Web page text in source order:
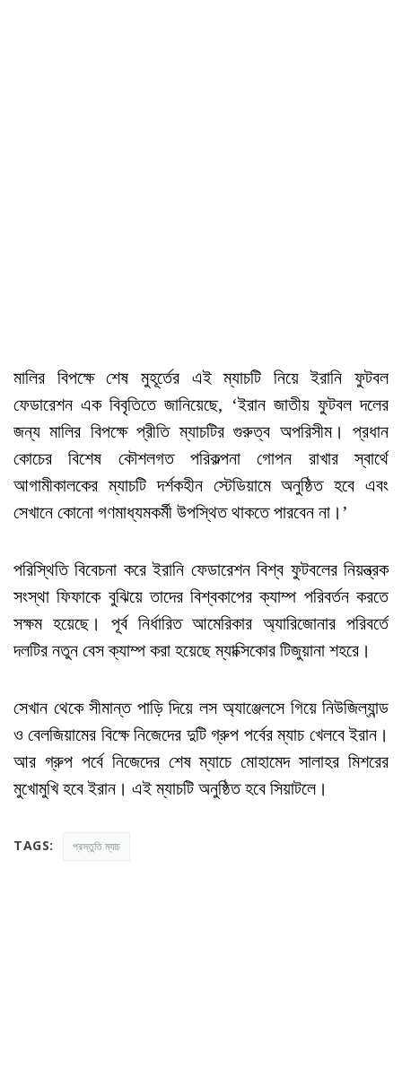
মালির বিপক্ষে শেষ মুহূর্তের এই ম্যাচটি নিয়ে ইরানি ফুটবল
ফেডারেশন এক বিবৃতিতে জানিয়েছে, ‘ইরান জাতীয় ফুটবল দলের
জন্য মালির বিপক্ষে প্রীতি ম্যাচটির গুরুত্ব অপরিসীম। প্রধান
কোচের বিশেষ কৌশলগত পরিকল্পনা গোপন রাখার স্বার্থে
আগামীকালকের ম্যাচটি দর্শকহীন স্টেডিয়ামে অনুষ্ঠিত হবে এবং
সেখানে কোনো গণমাধ্যমকর্মী উপস্থিত থাকতে পারবেন না।’
পরিস্থিতি বিবেচনা করে ইরানি ফেডারেশন বিশ্ব ফুটবলের নিয়ন্ত্রক
সংস্থা ফিফাকে বুঝিয়ে তাদের বিশ্বকাপের ক্যাম্প পরিবর্তন করতে
সক্ষম হয়েছে। পূর্ব নির্ধারিত আমেরিকার অ্যারিজোনার পরিবর্তে
দলটির নতুন বেস ক্যাম্প করা হয়েছে ম্যাক্সিকোর টিজুয়ানা শহরে।
সেখান থেকে সীমান্ত পাড়ি দিয়ে লস অ্যাঞ্জেলসে গিয়ে নিউজিল্যান্ড
ও বেলজিয়ামের বিক্ষে নিজেদের দুটি গ্রুপ পর্বের ম্যাচ খেলবে ইরান।
আর গ্রুপ পর্বে নিজেদের শেষ ম্যাচে মোহামেদ সালাহর মিশরের
মুখোমুখি হবে ইরান। এই ম্যাচটি অনুষ্ঠিত হবে সিয়াটলে।
TAGS: প্রস্তুতি ম্যাচ